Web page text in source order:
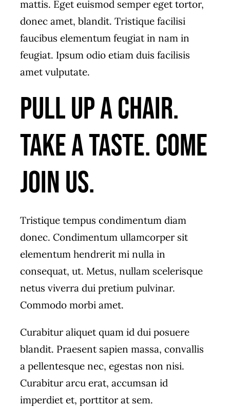
mattis. Eget euismod semper eget tortor,
donec amet, blandit. Tristique facilisi
faucibus elementum feugiat in nam in
feugiat. Ipsum odio etiam duis facilisis
amet vulputate.
Pull up a chair.
Take a taste. Come
join us.
Tristique tempus condimentum diam
donec. Condimentum ullamcorper sit
elementum hendrerit mi nulla in
consequat, ut. Metus, nullam scelerisque
netus viverra dui pretium pulvinar.
Commodo morbi amet.
Curabitur aliquet quam id dui posuere
blandit. Praesent sapien massa, convallis
a pellentesque nec, egestas non nisi.
Curabitur arcu erat, accumsan id
imperdiet et, porttitor at sem.